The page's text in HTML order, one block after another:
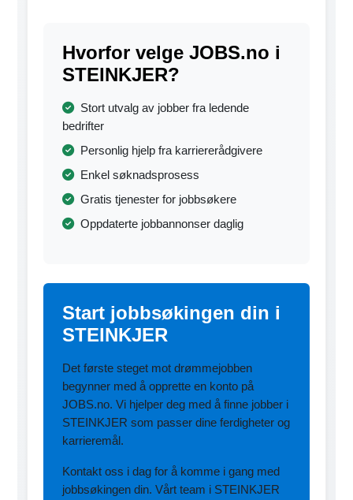
Hvorfor velge JOBS.no i
STEINKJER?
Stort utvalg av jobber fra ledende
bedrifter
Personlig hjelp fra karriererådgivere
Enkel søknadsprosess
Gratis tjenester for jobbsøkere
Oppdaterte jobbannonser daglig
Start jobbsøkingen din i
STEINKJER
Det første steget mot drømmejobben
begynner med å opprette en konto på
JOBS.no. Vi hjelper deg med å finne jobber i
STEINKJER som passer dine ferdigheter og
karrieremål.
Kontakt oss i dag for å komme i gang med
jobbsøkingen din. Vårt team i STEINKJER